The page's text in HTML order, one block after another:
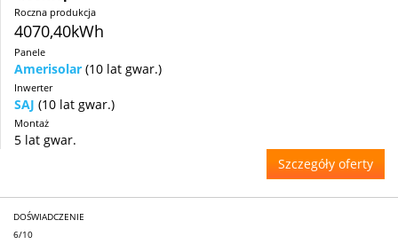
Roczna produkcja
4070,40kWh
Panele
Amerisolar (10 lat gwar.)
Inwerter
SAJ (10 lat gwar.)
Montaż
5 lat gwar.
Szczegóły oferty
DOŚWIADCZENIE
6/10